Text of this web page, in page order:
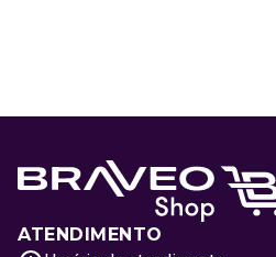
ATENDIMENTO